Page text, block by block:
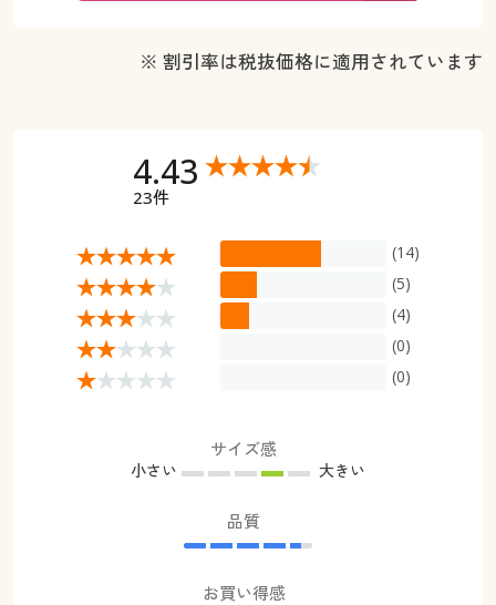
ご利用ガイド
よくある質問とお問い合わせ
ご利用ガイド
よくある質問とお問い合わせ
※ 割引率は税抜価格に適用されています
4.43
23件
(14)
(5)
(4)
(0)
(0)
サイズ感
小さい 大きい
品質
お買い得感